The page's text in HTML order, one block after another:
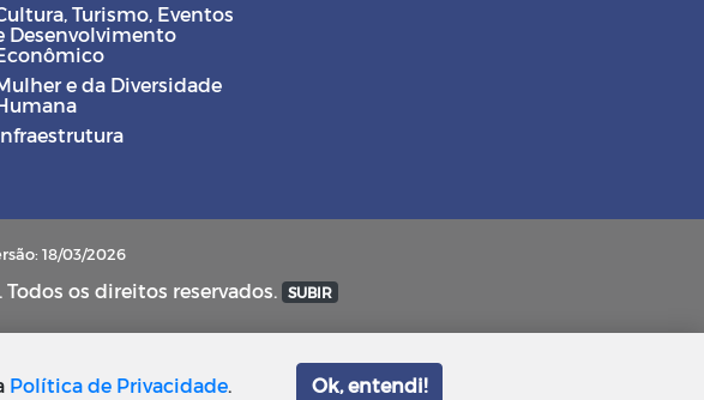
Turismo, Eventos
Desenvolvimento
e da Diversidade
18/03/2026
os direitos reservados. SUBIR
Política de Privacidade. Ok, entendi!